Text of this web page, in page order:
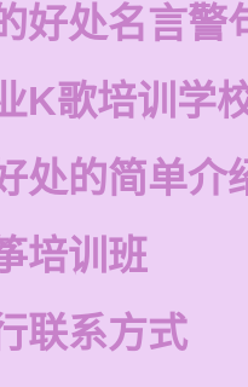
好处名言警
K歌培训学
处的简单介
培训班
联系方式